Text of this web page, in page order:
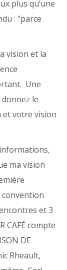
plus qu’une
: "parce
vision et la
Une
donnez le
et votre vision
ma vision
et 3
CAFÉ compte
DE
Rheault,